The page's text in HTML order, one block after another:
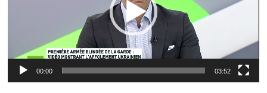
00:00 03:52